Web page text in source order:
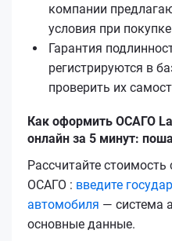
компании
условия при
Гарантия
регистрируются в
проверить их
Как оформить ОСАГО
онлайн за 5 минут:
Рассчитайте
ОСАГО : введите
автомобиля — система
основные данные.